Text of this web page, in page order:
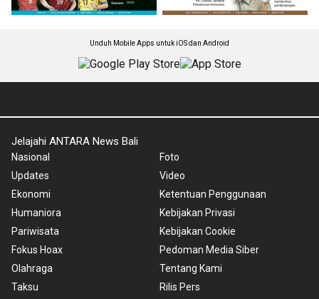
Unduh Mobile Apps untuk iOS dan Android
Jelajahi ANTARA News Bali
Nasional
Updates
Ekonomi
Humaniora
Pariwisata
Fokus Hoax
Olahraga
Taksu
Foto
Video
Ketentuan Penggunaan
Kebijakan Privasi
Kebijakan Cookie
Pedoman Media Siber
Tentang Kami
Rilis Pers